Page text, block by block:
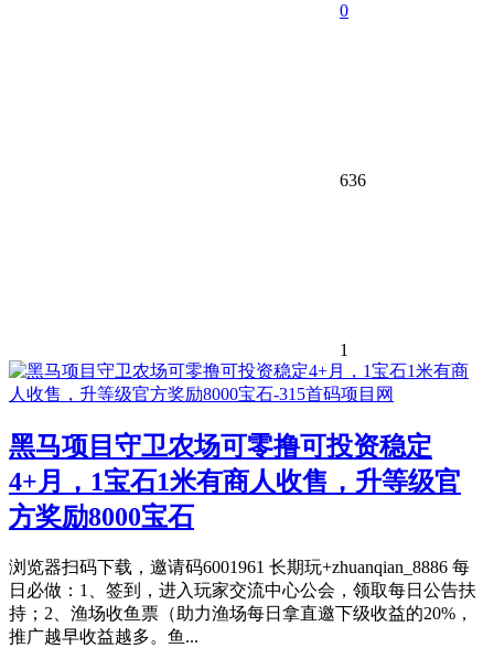
0
636
1
黑马项目守卫农场可零撸可投资稳定
4+月，1宝石1米有商人收售，升等级官
方奖励8000宝石
浏览器扫码下载，邀请码6001961 长期玩+zhuanqian_8886 每
日必做：1、签到，进入玩家交流中心公会，领取每日公告扶
持；2、渔场收鱼票（助力渔场每日拿直邀下级收益的20%，
推广越早收益越多。鱼...